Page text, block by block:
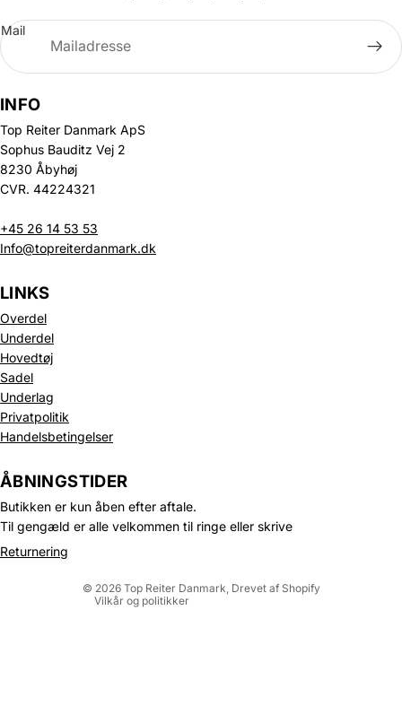
Mail
INFO
Top Reiter Danmark ApS
Sophus Bauditz Vej 2
8230 Åbyhøj
CVR. 44224321
+45 26 14 53 53
Info@topreiterdanmark.dk
LINKS
Overdel
Underdel
Hovedtøj
Sadel
Underlag
Privatpolitik
Handelsbetingelser
ÅBNINGSTIDER
Butikken er kun åben efter aftale.
Til gengæld er alle velkommen til ringe eller skrive
Returnering
© 2026 Top Reiter Danmark , Drevet af Shopify
Vilkår og politikker
Politik om beskyttelse af persondata
Refusionspolitik
Leveringspolitik